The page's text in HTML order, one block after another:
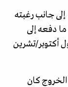
جانب رغبته
دفعه إلى
أكتوبر/تشرين
كان